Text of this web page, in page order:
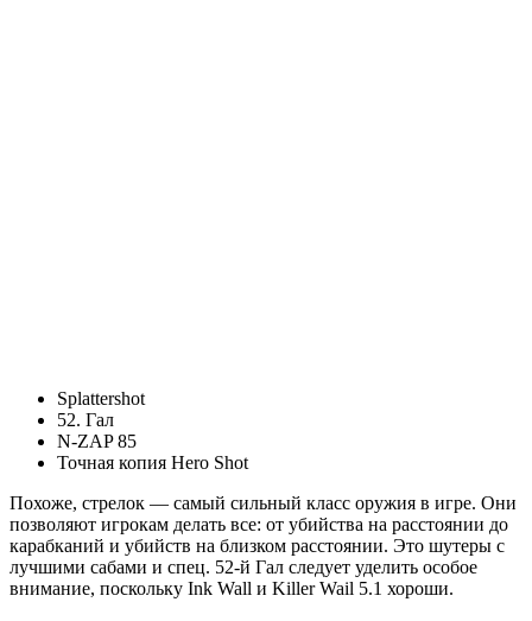
Splattershot
52. Гал
N-ZAP 85
Точная копия Hero Shot
Похоже, стрелок — самый сильный класс оружия в игре. Они
позволяют игрокам делать все: от убийства на расстоянии до
карабканий и убийств на близком расстоянии. Это шутеры с
лучшими сабами и спец. 52-й Гал следует уделить особое
внимание, поскольку Ink Wall и Killer Wail 5.1 хороши.